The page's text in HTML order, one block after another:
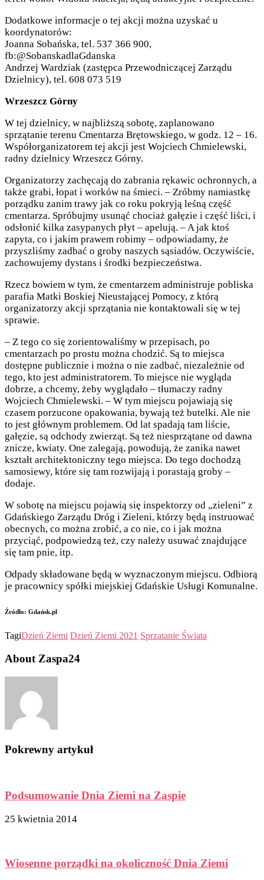
Dodatkowe informacje o tej akcji można uzyskać u
koordynatorów:
Joanna Sobańska, tel. 537 366 900,
fb:@SobanskadlaGdanska
Andrzej Wardziak (zastępca Przewodniczącej Zarządu
Dzielnicy), tel. 608 073 519
Wrzeszcz Górny
W tej dzielnicy, w najbliższą sobotę, zaplanowano
sprzątanie terenu Cmentarza Brętowskiego, w godz. 12 – 16.
Współorganizatorem tej akcji jest Wojciech Chmielewski,
radny dzielnicy Wrzeszcz Górny.
Organizatorzy zachęcają do zabrania rękawic ochronnych, a
także grabi, łopat i worków na śmieci. – Zróbmy namiastkę
porządku zanim trawy jak co roku pokryją leśną część
cmentarza. Spróbujmy usunąć chociaż gałęzie i część liści, i
odsłonić kilka zasypanych płyt – apelują. – A jak ktoś
zapyta, co i jakim prawem robimy – odpowiadamy, że
przyszliśmy zadbać o groby naszych sąsiadów. Oczywiście,
zachowujemy dystans i środki bezpieczeństwa.
Rzecz bowiem w tym, że cmentarzem administruje pobliska
parafia Matki Boskiej Nieustającej Pomocy, z którą
organizatorzy akcji sprzątania nie kontaktowali się w tej
sprawie.
– Z tego co się zorientowaliśmy w przepisach, po
cmentarzach po prostu można chodzić. Są to miejsca
dostępne publicznie i można o nie zadbać, niezależnie od
tego, kto jest administratorem. To miejsce nie wygląda
dobrze, a chcemy, żeby wyglądało – tłumaczy radny
Wojciech Chmielewski. – W tym miejscu pojawiają się
czasem porzucone opakowania, bywają też butelki. Ale nie
to jest głównym problemem. Od lat spadają tam liście,
gałęzie, są odchody zwierząt. Są też niesprzątane od dawna
znicze, kwiaty. One zalegają, powodują, że zanika nawet
kształt architektoniczny tego miejsca. Do tego dochodzą
samosiewy, które się tam rozwijają i porastają groby –
dodaje.
W sobotę na miejscu pojawią się inspektorzy od „zieleni” z
Gdańskiego Zarządu Dróg i Zieleni, którzy będą instruować
obecnych, co można zrobić, a co nie, co i jak można
przyciąć, podpowiedzą też, czy należy usuwać znajdujące
się tam pnie, itp.
Odpady składowane będą w wyznaczonym miejscu. Odbiorą
je pracownicy spółki miejskiej Gdańskie Usługi Komunalne.
Źródło: Gdańsk.pl
TagiDzień Ziemi Dzień Ziemi 2021 Sprzatanie Świata
About Zaspa24
Pokrewny artykuł
Podsumowanie Dnia Ziemi na Zaspie
25 kwietnia 2014
Wiosenne porządki na okoliczność Dnia Ziemi